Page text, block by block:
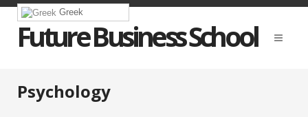
Greek
Future Business School
Psychology